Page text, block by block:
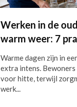
Werken in de
warm weer: 7
Warme dagen zijn in
extra intens.
voor hitte, terwijl
werk...